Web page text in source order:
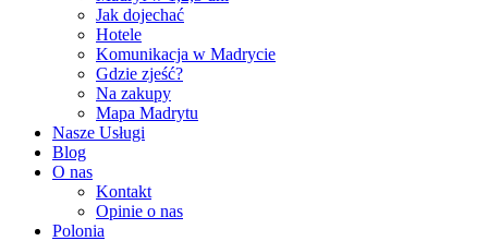
Jak dojechać
Hotele
Komunikacja w Madrycie
Gdzie zjeść?
Na zakupy
Mapa Madrytu
Nasze Usługi
Blog
O nas
Kontakt
Opinie o nas
Polonia